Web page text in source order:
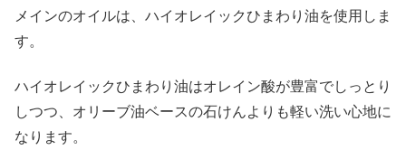
メインのオイルは、ハイオレイックひまわり油を使用しま
す。
ハイオレイックひまわり油はオレイン酸が豊富でしっとり
しつつ、オリーブ油ベースの石けんよりも軽い洗い心地に
なります。